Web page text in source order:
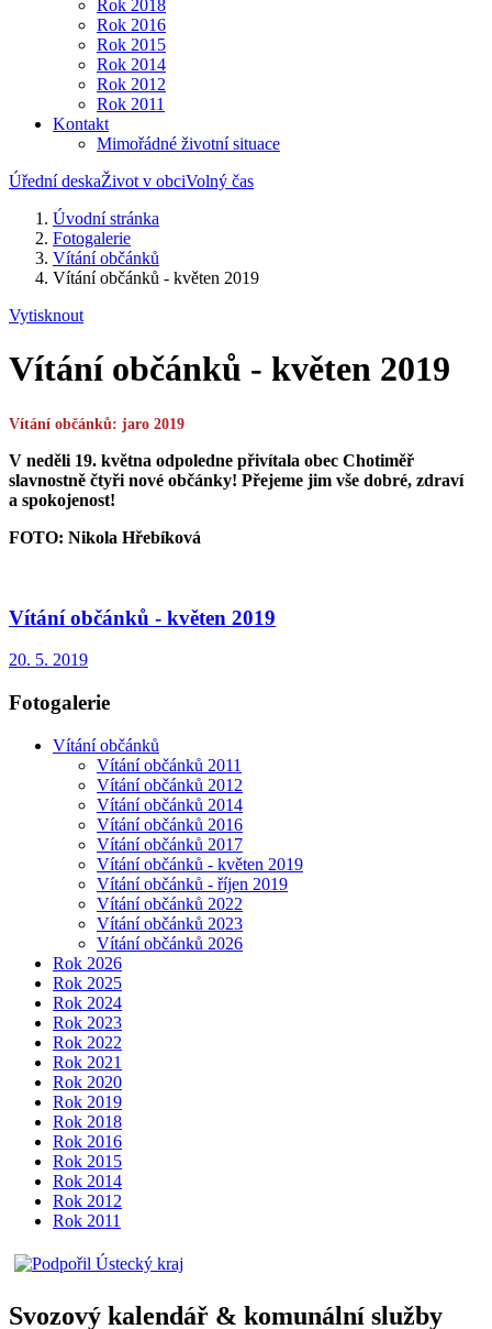
Rok 2018
Rok 2016
Rok 2015
Rok 2014
Rok 2012
Rok 2011
Kontakt
Mimořádné životní situace
Úřední deskaŽivot v obciVolný čas
Úvodní stránka
Fotogalerie
Vítání občánků
Vítání občánků - květen 2019
Vytisknout
Vítání občánků - květen 2019
Vítání občánků: jaro 2019
V neděli 19. května odpoledne přivítala obec Chotiměř
slavnostně čtyři nové občánky! Přejeme jim vše dobré, zdraví
a spokojenost!
FOTO: Nikola Hřebíková
Vítání občánků - květen 2019
20. 5. 2019
Fotogalerie
Vítání občánků
Vítání občánků 2011
Vítání občánků 2012
Vítání občánků 2014
Vítání občánků 2016
Vítání občánků 2017
Vítání občánků - květen 2019
Vítání občánků - říjen 2019
Vítání občánků 2022
Vítání občánků 2023
Vítání občánků 2026
Rok 2026
Rok 2025
Rok 2024
Rok 2023
Rok 2022
Rok 2021
Rok 2020
Rok 2019
Rok 2018
Rok 2016
Rok 2015
Rok 2014
Rok 2012
Rok 2011
Svozový kalendář & komunální služby